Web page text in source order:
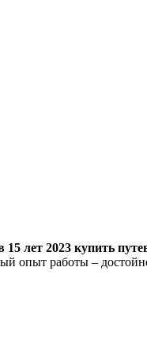
лет 2023 купить
опыт работы –